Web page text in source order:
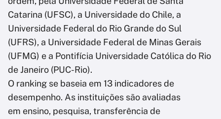
Catarina (UFSC), a Universidade do Chile, a
Universidade Federal do Rio Grande do Sul
(UFRS), a Universidade Federal de Minas Gerais
(UFMG) e a Pontifícia Universidade Católica do Rio
de Janeiro (PUC-Rio).
O ranking se baseia em 13 indicadores de
desempenho. As instituições são avaliadas
em ensino, pesquisa, transferência de